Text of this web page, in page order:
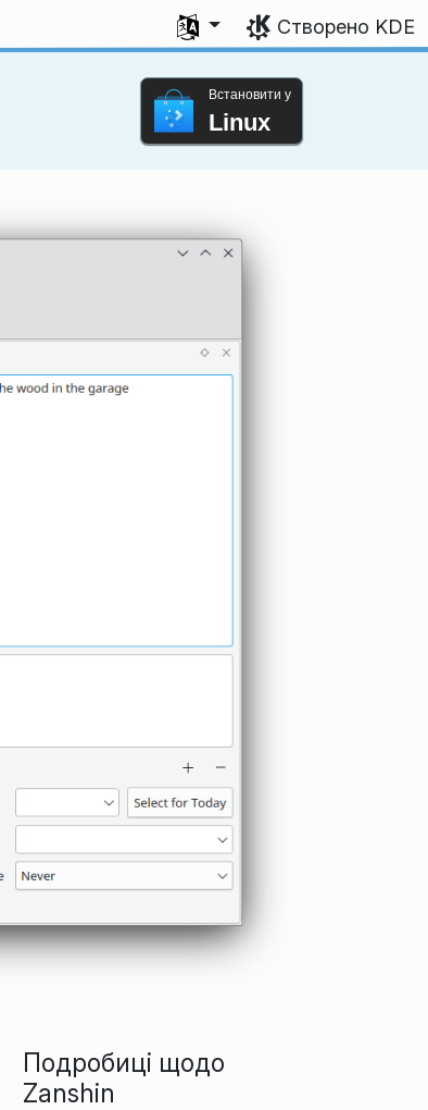
Виберіть мову
Створено KDE
Встановити у
Linux
Подробиці щодо
Zanshin